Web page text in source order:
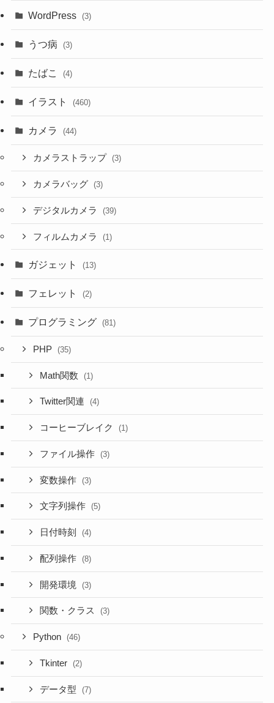
WordPress (3)
うつ病 (3)
たばこ (4)
イラスト (460)
カメラ (44)
カメラストラップ (3)
カメラバッグ (3)
デジタルカメラ (39)
フィルムカメラ (1)
ガジェット (13)
フェレット (2)
プログラミング (81)
PHP (35)
Math関数 (1)
Twitter関連 (4)
コーヒーブレイク (1)
ファイル操作 (3)
変数操作 (3)
文字列操作 (5)
日付時刻 (4)
配列操作 (8)
開発環境 (3)
関数・クラス (3)
Python (46)
Tkinter (2)
データ型 (7)